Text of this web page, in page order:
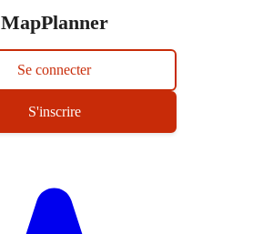
MapPlanner
Se connecter
S'inscrire